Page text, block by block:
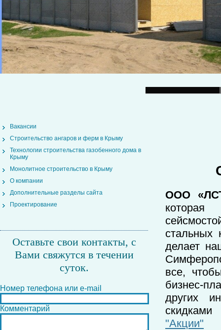
Вакансии
Строительство ангаров и ферм в Крыму
Технологии строительства газобенного дома в
Крыму
Монолитное строительство в Крыму
О компании
Дополнительные разделы сайта
Проектирование
Оставьте свои контакты, с
Вами свяжутся в течении
суток.
Номер телефона или e-mail
Комментарий
ООО
которая
стальных
делает
все,
бизнес-
других
"Акции"